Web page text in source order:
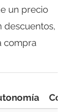
un precio
descuentos,
compra